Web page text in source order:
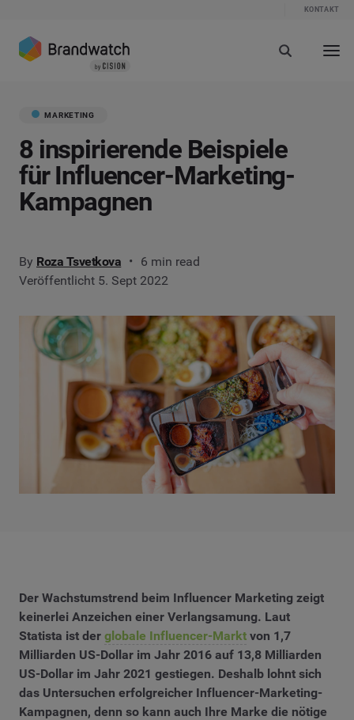
KONTAKT
MARKETING
8 inspirierende Beispiele
für Influencer-Marketing-
Kampagnen
By Roza Tsvetkova
6 min read
Veröffentlicht 5. Sept 2022
Der Wachstumstrend beim Influencer Marketing zeigt
keinerlei Anzeichen einer Verlangsamung. Laut
Statista ist der globale Influencer-Markt von 1,7
Milliarden US-Dollar im Jahr 2016 auf 13,8 Milliarden
US-Dollar im Jahr 2021 gestiegen. Deshalb lohnt sich
das Untersuchen erfolgreicher Influencer-Marketing-
Kampagnen, denn so kann auch Ihre Marke die nötige